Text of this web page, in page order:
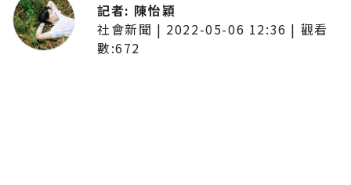
記者: 陳怡穎
社會新聞 | 2022-05-06 12:36 | 觀看
數:672